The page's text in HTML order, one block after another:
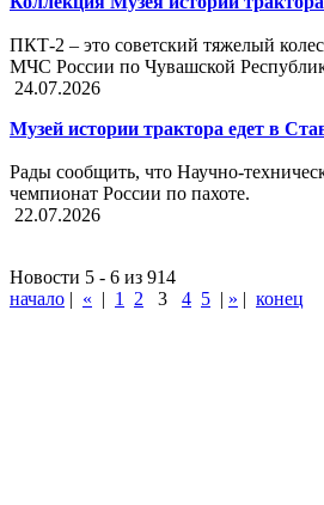
ПКТ-2 – это советский тяжелый
МЧС России по Чувашской
24.07.2026
Музей истории трактора едет в
Рады сообщить, что Научно-
чемпионат России по пахоте.
22.07.2026
Новости 5 - 6 из 914
начало | « | 1 2 3 4 5 | » | конец